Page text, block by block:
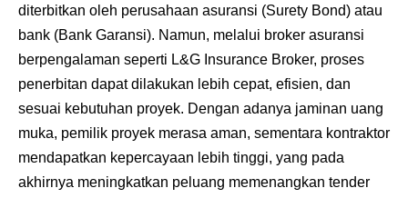
diterbitkan oleh perusahaan asuransi (Surety Bond) atau
bank (Bank Garansi). Namun, melalui broker asuransi
berpengalaman seperti L&G Insurance Broker, proses
penerbitan dapat dilakukan lebih cepat, efisien, dan
sesuai kebutuhan proyek. Dengan adanya jaminan uang
muka, pemilik proyek merasa aman, sementara kontraktor
mendapatkan kepercayaan lebih tinggi, yang pada
akhirnya meningkatkan peluang memenangkan tender